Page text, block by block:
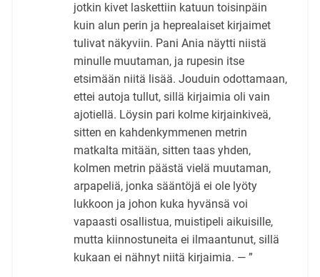
jotkin kivet laskettiin katuun toisinpäin
kuin alun perin ja heprealaiset kirjaimet
tulivat näkyviin. Pani Ania näytti niistä
minulle muutaman, ja rupesin itse
etsimään niitä lisää. Jouduin odottamaan,
ettei autoja tullut, sillä kirjaimia oli vain
ajotiellä. Löysin pari kolme kirjainkiveä,
sitten en kahdenkymmenen metrin
matkalta mitään, sitten taas yhden,
kolmen metrin päästä vielä muutaman,
arpapeliä, jonka sääntöjä ei ole lyöty
lukkoon ja johon kuka hyvänsä voi
vapaasti osallistua, muistipeli aikuisille,
mutta kiinnostuneita ei ilmaantunut, sillä
kukaan ei nähnyt niitä kirjaimia. — ”